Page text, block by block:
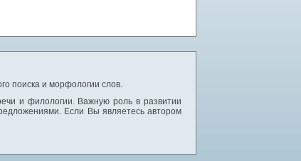
поиска и морфологии слов.
и филологии. Важную роль в развитии
Если Вы являетесь автором